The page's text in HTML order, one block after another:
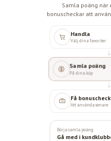
Samla poäng när
bonuscheckar att
Handla
Välj dina favoriter
Samla poäng
På dina köp
Få
Att använda senare
Börja samla poäng
Gå med i